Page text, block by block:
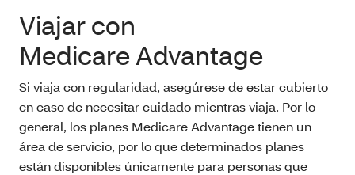
Viajar con
Medicare Advantage
Si viaja con regularidad, asegúrese de estar cubierto
en caso de necesitar cuidado mientras viaja. Por lo
general, los planes Medicare Advantage tienen un
área de servicio, por lo que determinados planes
están disponibles únicamente para personas que